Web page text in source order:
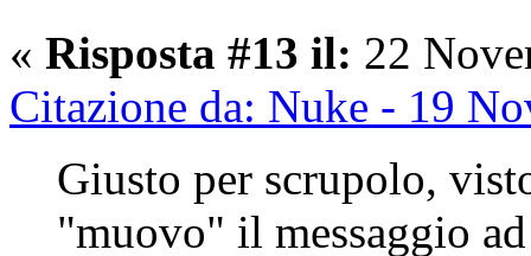
« Risposta #13 il: 22
Citazione da: Nuke - 19
Giusto per scrupolo,
"muovo" il messaggio